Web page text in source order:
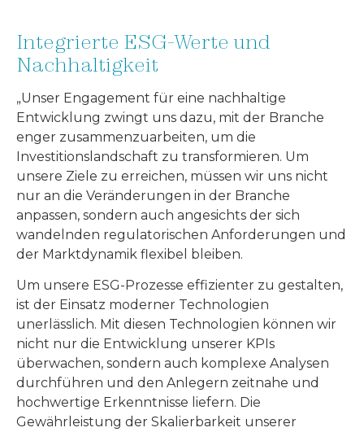
Integrierte ESG-Werte und
Nachhaltigkeit
„Unser Engagement für eine nachhaltige
Entwicklung zwingt uns dazu, mit der Branche
enger zusammenzuarbeiten, um die
Investitionslandschaft zu transformieren. Um
unsere Ziele zu erreichen, müssen wir uns nicht
nur an die Veränderungen in der Branche
anpassen, sondern auch angesichts der sich
wandelnden regulatorischen Anforderungen und
der Marktdynamik flexibel bleiben.
Um unsere ESG-Prozesse effizienter zu gestalten,
ist der Einsatz moderner Technologien
unerlässlich. Mit diesen Technologien können wir
nicht nur die Entwicklung unserer KPIs
überwachen, sondern auch komplexe Analysen
durchführen und den Anlegern zeitnahe und
hochwertige Erkenntnisse liefern. Die
Gewährleistung der Skalierbarkeit unserer